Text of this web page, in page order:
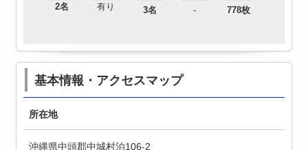
2名 有り 3名 - 778枚
基本情報・アクセスマップ
所在地
沖縄県中頭郡中城村泊106-2